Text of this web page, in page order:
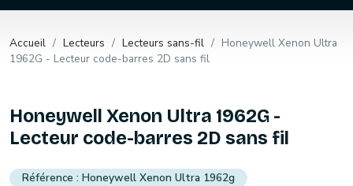
Accueil Lecteurs Lecteurs sans-fil
Honeywell Xenon Ultra
1962G - Lecteur code-barres 2D sans fil
Honeywell Xenon Ultra 1962G -
Lecteur code-barres 2D sans fil
Honeywell Xenon Ultra 1962g